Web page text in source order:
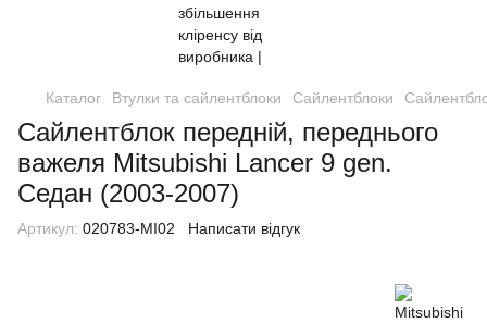
Каталог Втулки та сайлентблоки Сайлентблоки
Сайлентблок передній, переднього
важеля Mitsubishi Lancer 9 gen.
Седан (2003-2007)
Артикул: 020783-MI02 Написати відгук